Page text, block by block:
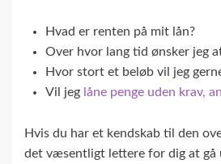
Hvad er renten på mit lån?
Over hvor lang tid ønsker jeg
Hvor stort et beløb vil jeg
Vil jeg låne penge uden krav,
Hvis du har et kendskab til den
det væsentligt lettere for dig at gå